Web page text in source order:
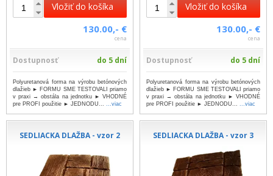
Vložiť do košíka
130.00,- €
cena
Dostupnosť do 5 dní
Polyuretanová forma na výrobu betónových
dlažieb ► FORMU SME TESTOVALI priamo
v praxi → obstála na jednotku ► VHODNÉ
pre PROFI použitie ► JEDNODU... ...viac
Vložiť do košíka
130.00,- €
cena
Dostupnosť do 5 dní
Polyuretanová forma na výrobu betónových
dlažieb ► FORMU SME TESTOVALI priamo
v praxi → obstála na jednotku ► VHODNÉ
pre PROFI použitie ► JEDNODU... ...viac
SEDLIACKA DLAŽBA - vzor 2 SEDLIACKA DLAŽBA - vzor 3